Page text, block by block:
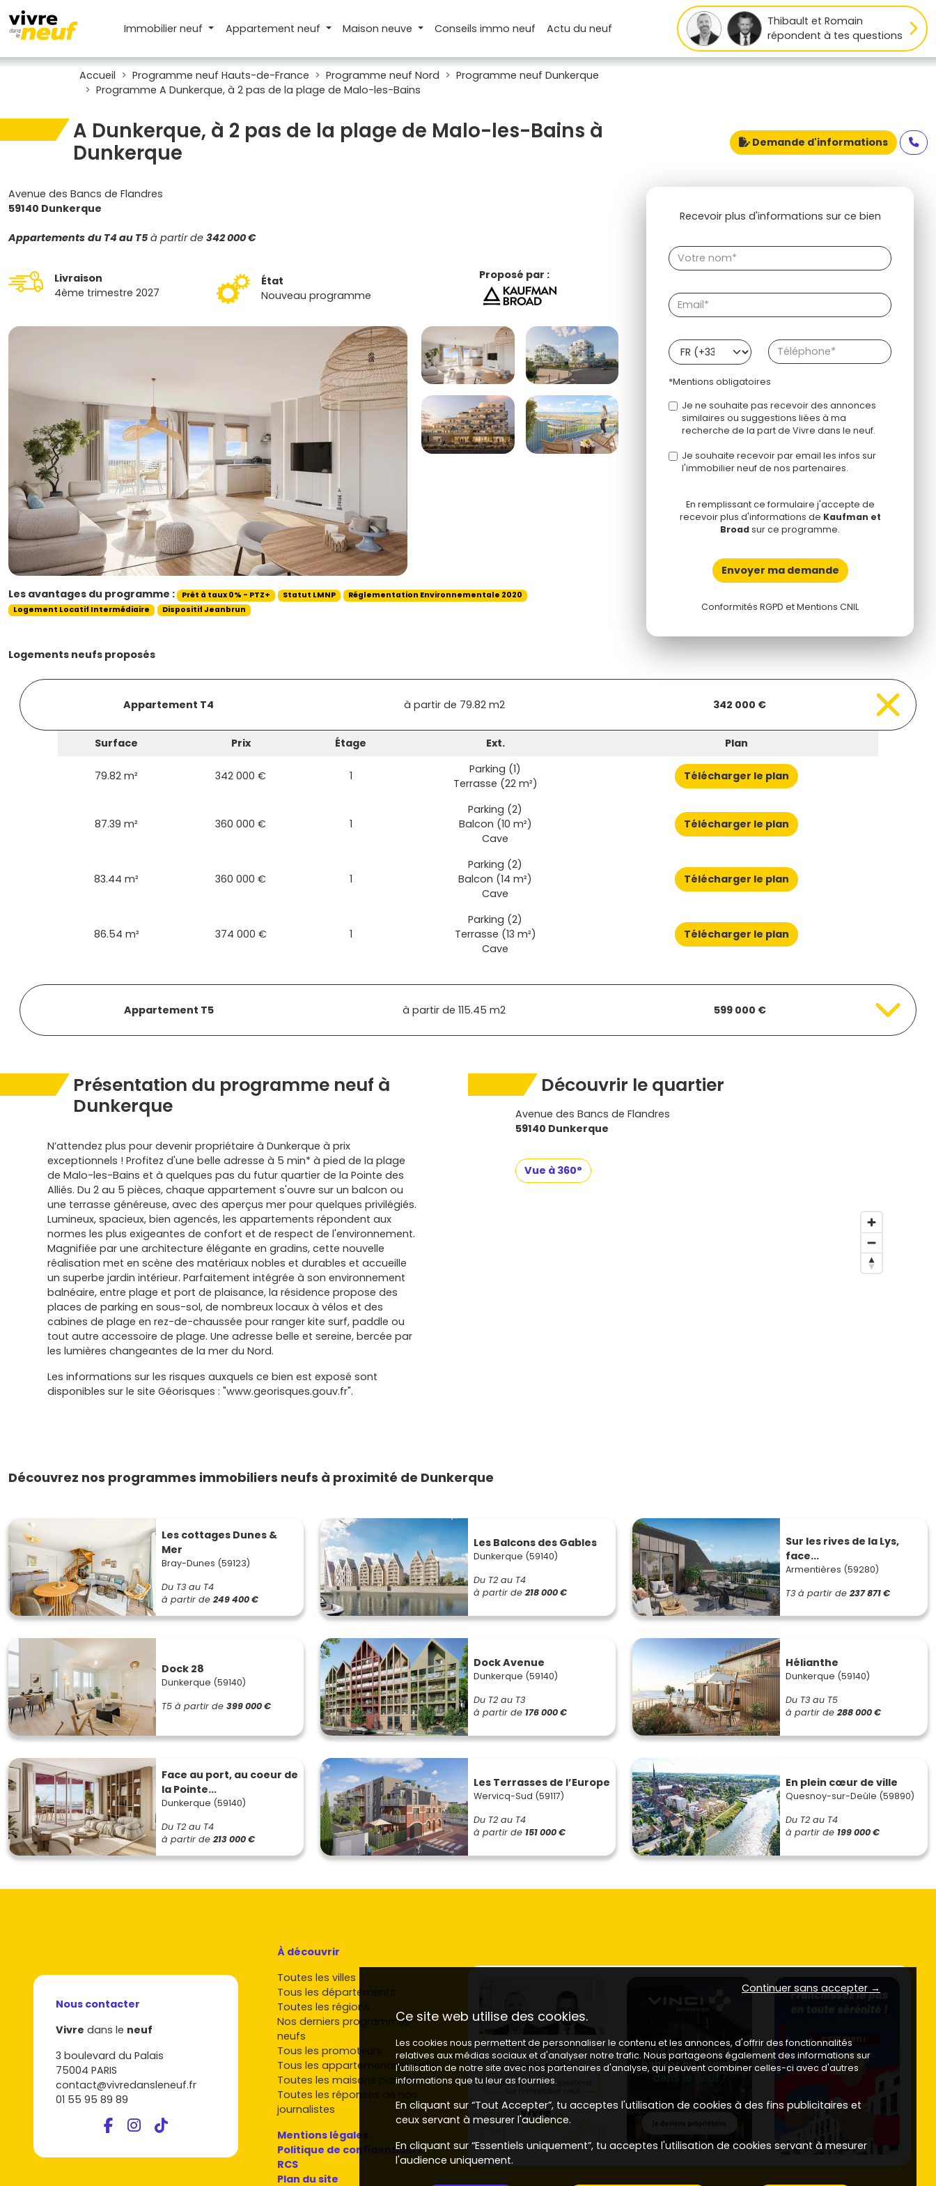
Immobilier neuf Appartement neuf Maison neuve Conseilsimmo neuf Actudu neuf
Thibault et Romain
répondent à tes questions
Accueil Programme neuf Hauts-de-France Programme neuf Nord
Programme neuf Dunkerque
Programme A Dunkerque, à 2 pas de la plage de Malo-les-Bains
A Dunkerque, à 2 pas de la plage de Malo-les-Bains à
Dunkerque
Demande d'informations
Avenue des Bancs de Flandres
59140 Dunkerque
Appartements du T4 au T5 à partir de 342 000 €
Livraison
4ème trimestre 2027
État
Nouveau programme
Proposé par :
Les avantages du programme : Prêt à taux 0% - PTZ+ Statut LMNP
Réglementation Environnementale 2020
Logement Locatif Intermédiaire
Dispositif Jeanbrun
Recevoir plus d'informations sur ce bien
*Mentions obligatoires
Je ne souhaite pas recevoir des annonces
similaires ou suggestions liées à ma
recherche de la part de Vivre dans le neuf.
Je souhaite recevoir par email les infos sur
l'immobilier neuf de nos partenaires.
En remplissant ce formulaire j'accepte de
recevoir plus d'informations de Kaufman et
Broadsur ce programme.
Envoyer ma demande
Conformités RGPD et Mentions CNIL
Logements neufs proposés
Appartement T4 à partir de 79.82 m2 342 000 €
Surface Prix Étage Ext. Plan
79.82 m² 342 000 € 1
Parking (1)
Terrasse (22 m²)
Télécharger le plan
87.39 m² 360 000 € 1
Parking (2)
Balcon (10 m²)
Cave
Télécharger le plan
83.44 m² 360 000 € 1
Parking (2)
Balcon (14 m²)
Cave
Télécharger le plan
86.54 m² 374 000 € 1
Parking (2)
Terrasse (13 m²)
Cave
Télécharger le plan
Appartement T5 à partir de 115.45 m2 599 000 €
Présentation du programme neuf à
Dunkerque
N’attendez plus pour devenir propriétaire à Dunkerque à prix
exceptionnels ! Profitez d'une belle adresse à 5 min* à pied de la plage
de Malo-les-Bains et à quelques pas du futur quartier de la Pointe des
Alliés. Du 2 au 5 pièces, chaque appartement s'ouvre sur un balcon ou
une terrasse généreuse, avec des aperçus mer pour quelques privilégiés.
Lumineux, spacieux, bien agencés, les appartements répondent aux
normes les plus exigeantes de confort et de respect de l'environnement.
Magnifiée par une architecture élégante en gradins, cette nouvelle
réalisation met en scène des matériaux nobles et durables et accueille
un superbe jardin intérieur. Parfaitement intégrée à son environnement
balnéaire, entre plage et port de plaisance, la résidence propose des
places de parking en sous-sol, de nombreux locaux à vélos et des
cabines de plage en rez-de-chaussée pour ranger kite surf, paddle ou
tout autre accessoire de plage. Une adresse belle et sereine, bercée par
les lumières changeantes de la mer du Nord.
Les informations sur les risques auxquels ce bien est exposé sont
disponibles sur le site Géorisques : "www.georisques.gouv.fr".
Découvrir le quartier
Avenue des Bancs de Flandres
59140 Dunkerque
Vue à 360°
Découvrez nos programmes immobiliers neufs à proximité de Dunkerque
Les cottages Dunes &
Mer
Bray-Dunes (59123)
Du T3 au T4
à partir de 249 400 €
Les Balcons des Gables
Dunkerque (59140)
Du T2 au T4
à partir de 218 000 €
Sur les rives de la Lys,
face...
Armentières (59280)
T3 à partir de 237 871 €
Dock 28
Dunkerque (59140)
T5 à partir de 399 000 €
Dock Avenue
Dunkerque (59140)
Du T2 au T3
à partir de 176 000 €
Hélianthe
Dunkerque (59140)
Du T3 au T5
à partir de 288 000 €
Face au port, au coeur de
la Pointe...
Dunkerque (59140)
Du T2 au T4
à partir de 213 000 €
Les Terrasses de l’Europe
Wervicq-Sud (59117)
Du T2 au T4
à partir de 151 000 €
En plein cœur de ville
Quesnoy-sur-Deûle (59890)
Du T2 au T4
à partir de 199 000 €
Nous contacter
Vivre dans le neuf
3 boulevard du Palais
75004 PARIS
contact@vivredansleneuf.fr
01 55 95 89 89
À découvrir
Toutes les villes
Tous les départements
Toutes les régions
Nos derniers programmes
neufs
Tous les promoteurs
Tous les appartements par ville
Toutes les maisons par ville
Toutes les réponses de nos
journalistes
Mentions légales
Politique de confidentialité
RCS
Plan du site
Continuer sans accepter →
Ce site web utilise des cookies.
Les cookies nous permettent de personnaliser le contenu et les annonces, d'offrir des fonctionnalités
relatives aux médias sociaux et d'analyser notre trafic. Nous partageons également des informations sur
l'utilisation de notre site avec nos partenaires d'analyse, qui peuvent combiner celles-ci avec d'autres
informations que tu leur as fournies.
En cliquant sur “Tout Accepter”, tu acceptes l'utilisation de cookies à des fins publicitaires et
ceux servant à mesurer l'audience.
En cliquant sur “Essentiels uniquement”, tu acceptes l'utilisation de cookies servant à mesurer
l'audience uniquement.